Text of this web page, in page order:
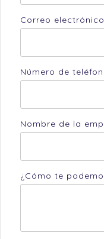
Correo electrónico
Número de
Nombre de la
¿Cómo te